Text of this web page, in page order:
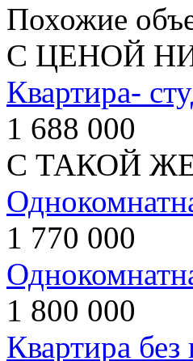
Похожие
С ЦЕНОЙ
Квартира-
1 688 000
С ТАКОЙ
1 770 000
1 800 000
Квартира